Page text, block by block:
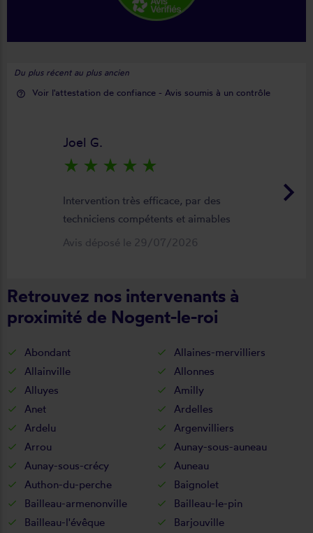
Du plus récent au plus ancien
help_outline Voir l'attestation de confiance - Avis soumis à un contrôle
keyboard_arrow_right
Joel G.
star_rate star_rate star_rate star_rate star_rate
Intervention très efficace, par des
techniciens compétents et aimables
Avis déposé le 29/07/2026
Retrouvez nos intervenants à
proximité de Nogent-le-roi
Abondant
Allaines-mervilliers
Allainville
Allonnes
Alluyes
Amilly
Anet
Ardelles
Ardelu
Argenvilliers
Arrou
Aunay-sous-auneau
Aunay-sous-crécy
Auneau
Authon-du-perche
Baignolet
Bailleau-armenonville
Bailleau-le-pin
Bailleau-l'évêque
Barjouville